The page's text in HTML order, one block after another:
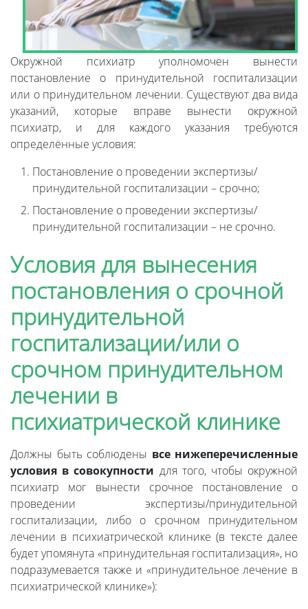
Окружной психиатр уполномочен вынести
постановление о принудительной госпитализации
или о принудительном лечении. Существуют два вида
указаний, которые вправе вынести окружной
психиатр, и для каждого указания требуются
определённые условия:
Постановление о проведении экспертизы/
принудительной госпитализации – срочно;
Постановление о проведении экспертизы/
принудительной госпитализации – не срочно.
Условия для вынесения
постановления о срочной
принудительной
госпитализации/или о
срочном принудительном
лечении в
психиатрической клинике
Должны быть соблюдены все нижеперечисленные
условия в совокупности для того, чтобы окружной
психиатр мог вынести срочное постановление о
проведении экспертизы/принудительной
госпитализации, либо о срочном принудительном
лечении в психиатрической клинике (в тексте далее
будет упомянута «принудительная госпитализация», но
подразумевается также и «принудительное лечение в
психиатрической клинике»):